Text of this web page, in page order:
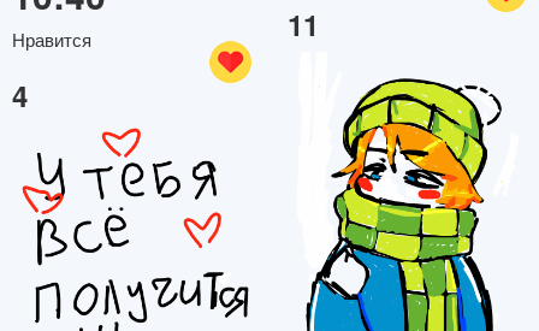
Нравится
4
11